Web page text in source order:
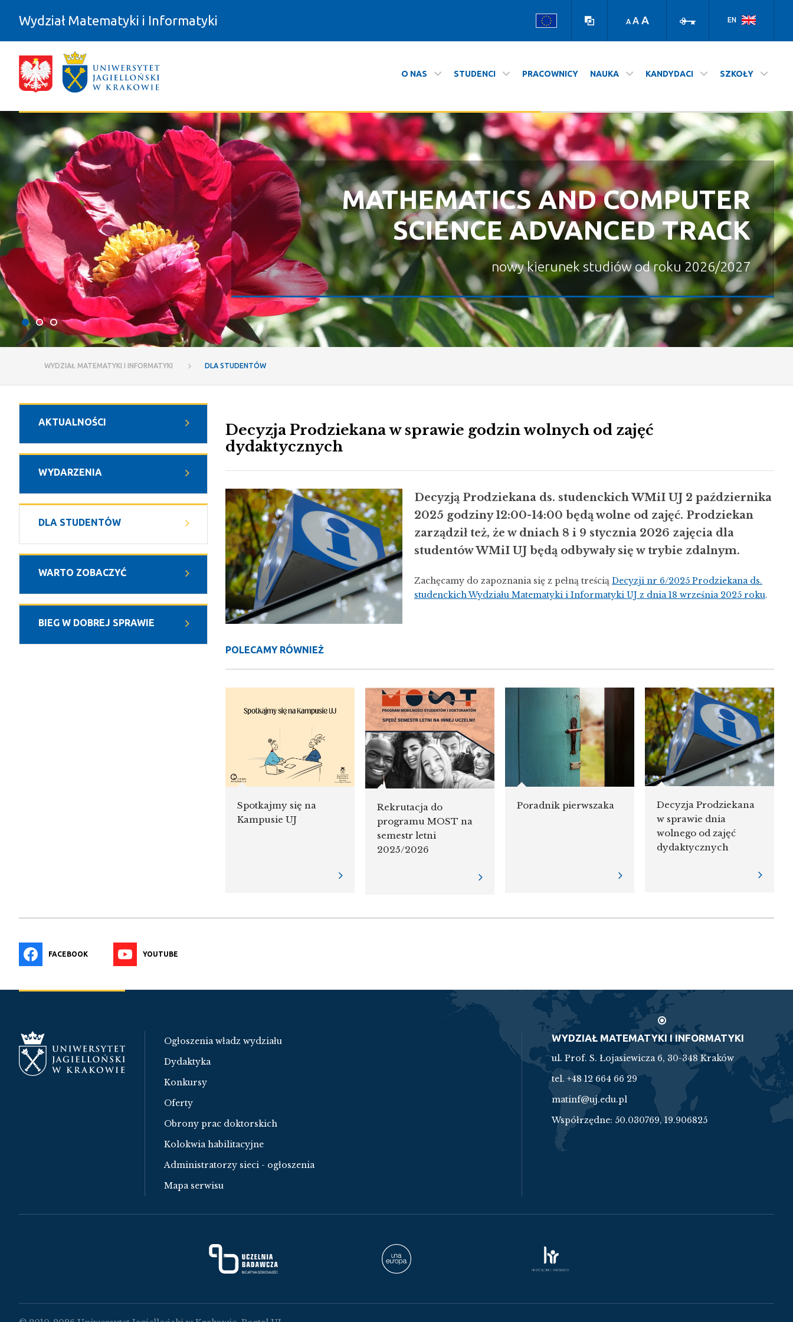
Wydział Matematyki i Informatyki
A A A EN
O NAS STUDENCI PRACOWNICY NAUKA KANDYDACI SZKOŁY
Dla studentów - Wydział Matematyki i Informatyki
MATHEMATICS AND COMPUTER
SCIENCE ADVANCED TRACK
nowy kierunek studiów od roku 2026/2027
ZAPRASZAMY NA NASZ WYDZIAŁ
STUDIUJ NA UJ
WYDZIAŁ MATEMATYKI I INFORMATYKI DLA STUDENTÓW
AKTUALNOŚCI
WYDARZENIA
DLA STUDENTÓW
WARTO ZOBACZYĆ
BIEG W DOBREJ SPRAWIE
Decyzja Prodziekana w sprawie godzin wolnych od zajęć
dydaktycznych
Decyzją Prodziekana ds. studenckich WMiI UJ 2 października
2025 godziny 12:00-14:00 będą wolne od zajęć. Prodziekan
zarządził też, że w dniach 8 i 9 stycznia 2026 zajęcia dla
studentów WMiI UJ będą odbywały się w trybie zdalnym.
Zachęcamy do zapoznania się z pełną treścią Decyzji nr 6/2025 Prodziekana ds.
studenckich Wydziału Matematyki i Informatyki UJ z dnia 18 września 2025 roku.
POLECAMY RÓWNIEŻ
Spotkajmy się na
Kampusie UJ
Rekrutacja do
programu MOST na
semestr letni
2025/2026
Poradnik pierwszaka
Decyzja Prodziekana
w sprawie dnia
wolnego od zajęć
dydaktycznych
FACEBOOK YOUTUBE
Ogłoszenia władz wydziału
Dydaktyka
Konkursy
Oferty
Obrony prac doktorskich
Kolokwia habilitacyjne
Administratorzy sieci - ogłoszenia
Mapa serwisu
WYDZIAŁ MATEMATYKI I INFORMATYKI
ul. Prof. S. Łojasiewicza 6, 30-348 Kraków
tel. +48 12 664 66 29
matinf@uj.edu.pl
Współrzędne: 50.030769, 19.906825